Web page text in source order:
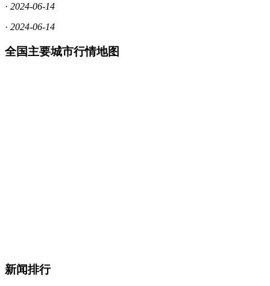
· 2024-06-14
· 2024-06-14
全国主要城市行情地图
新闻排行